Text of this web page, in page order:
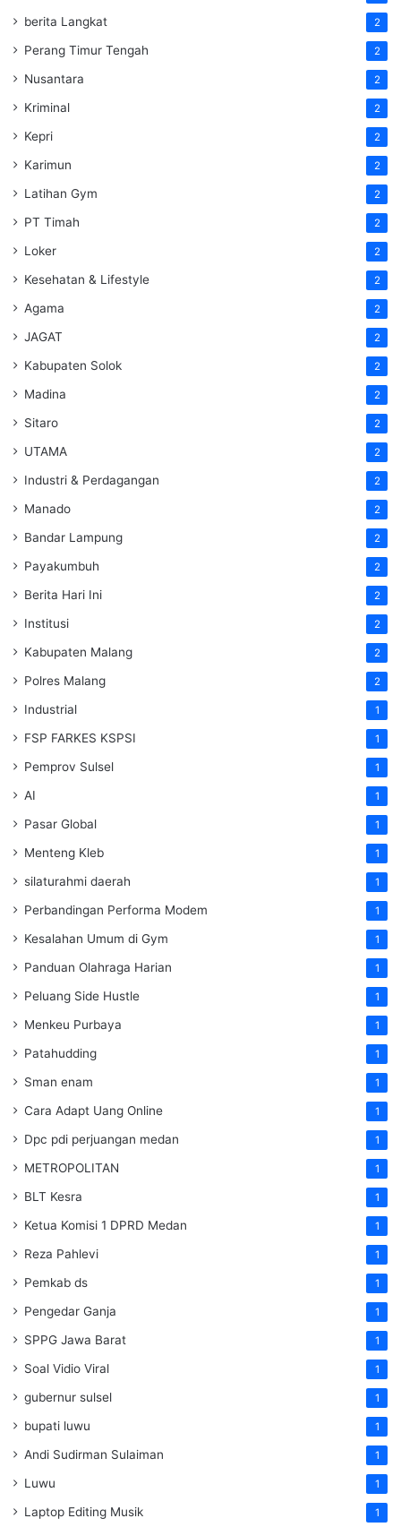
berita Langkat 2
Perang Timur Tengah 2
Nusantara 2
Kriminal 2
Kepri 2
Karimun 2
Latihan Gym 2
PT Timah 2
Loker 2
Kesehatan & Lifestyle 2
Agama 2
JAGAT 2
Kabupaten Solok 2
Madina 2
Sitaro 2
UTAMA 2
Industri & Perdagangan 2
Manado 2
Bandar Lampung 2
Payakumbuh 2
Berita Hari Ini 2
Institusi 2
Kabupaten Malang 2
Polres Malang 2
Industrial 1
FSP FARKES KSPSI 1
Pemprov Sulsel 1
AI 1
Pasar Global 1
Menteng Kleb 1
silaturahmi daerah 1
Perbandingan Performa Modem 1
Kesalahan Umum di Gym 1
Panduan Olahraga Harian 1
Peluang Side Hustle 1
Menkeu Purbaya 1
Patahudding 1
Sman enam 1
Cara Adapt Uang Online 1
Dpc pdi perjuangan medan 1
METROPOLITAN 1
BLT Kesra 1
Ketua Komisi 1 DPRD Medan 1
Reza Pahlevi 1
Pemkab ds 1
Pengedar Ganja 1
SPPG Jawa Barat 1
Soal Vidio Viral 1
gubernur sulsel 1
bupati luwu 1
Andi Sudirman Sulaiman 1
Luwu 1
Laptop Editing Musik 1